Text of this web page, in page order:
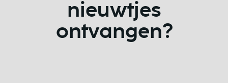
nieuwtjes
ontvangen?